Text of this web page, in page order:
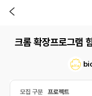
크롬 확장프로그램
모집 구분 프로젝트